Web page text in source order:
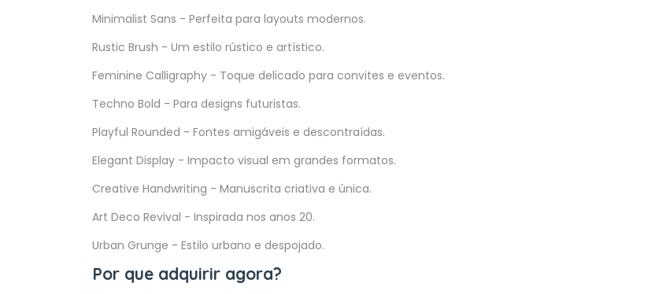
Minimalist Sans - Perfeita para layouts modernos.
Rustic Brush - Um estilo rústico e artístico.
Feminine Calligraphy - Toque delicado para convites e eventos.
Techno Bold - Para designs futuristas.
Playful Rounded - Fontes amigáveis e descontraídas.
Elegant Display - Impacto visual em grandes formatos.
Creative Handwriting - Manuscrita criativa e única.
Art Deco Revival - Inspirada nos anos 20.
Urban Grunge - Estilo urbano e despojado.
Por que adquirir agora?